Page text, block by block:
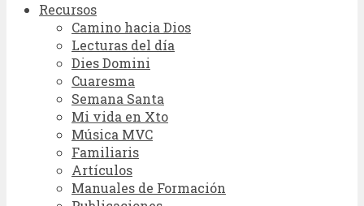
Recursos
Camino hacia Dios
Lecturas del día
Dies Domini
Cuaresma
Semana Santa
Mi vida en Xto
Música MVC
Familiaris
Artículos
Manuales de Formación